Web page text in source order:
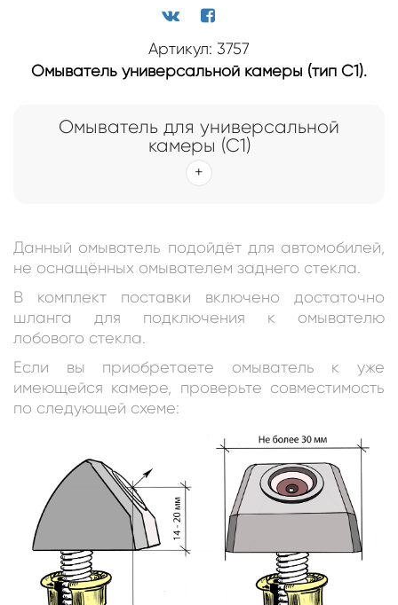
Артикул: 3757
Омыватель универсальной камеры (тип С1).
Омыватель для универсальной
камеры (С1)
Данный омыватель подойдёт для автомобилей,
не оснащённых омывателем заднего стекла.
В комплект поставки включено достаточно
шланга для подключения к омывателю
лобового стекла.
Если вы приобретаете омыватель к уже
имеющейся камере, проверьте совместимость
по следующей схеме: